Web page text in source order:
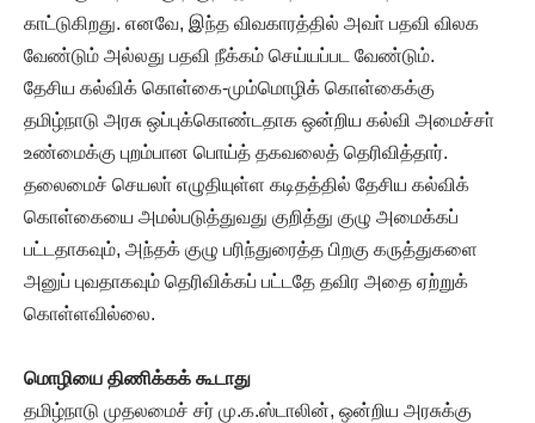
காட்டுகிறது. எனவே, இந்த விவகாரத்தில் அவா் பதவி விலக
வேண்டும் அல்லது பதவி நீக்கம் செய்யப்பட வேண்டும்.
தேசிய கல்விக் கொள்கை-மும்மொழிக் கொள்கைக்கு
தமிழ்நாடு அரசு ஒப்புக்கொண்டதாக ஒன்றிய கல்வி அமைச்சா்
உண்மைக்கு புறம்பான பொய்த் தகவலைத் தெரிவித்தார்.
தலைமைச் செயலா் எழுதியுள்ள கடிதத்தில் தேசிய கல்விக்
கொள்கையை அமல்படுத்துவது குறித்து குழு அமைக்கப்
பட்டதாகவும், அந்தக் குழு பரிந்துரைத்த பிறகு கருத்துகளை
அனுப் புவதாகவும் தெரிவிக்கப் பட்டதே தவிர அதை ஏற்றுக்
கொள்ளவில்லை.
மொழியை திணிக்கக் கூடாது
தமிழ்நாடு முதலமைச் சர் மு.க.ஸ்டாலின், ஒன்றிய அரசுக்கு